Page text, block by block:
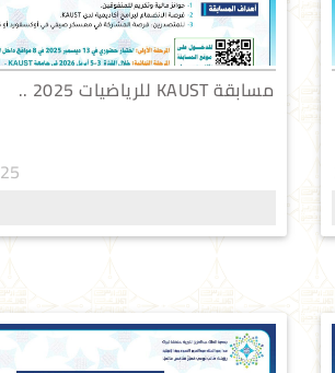
مسابقة KAUST للرياضيات 2025 ..
25 -12 - 2025